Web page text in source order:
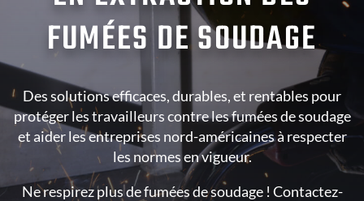
FUMÉES DE SOUDAGE
Des solutions efficaces, durables, et rentables pour
protéger les travailleurs contre les fumées de soudage
et aider les entreprises nord-américaines à respecter
les normes en vigueur.
Ne respirez plus de fumées de soudage ! Contactez-